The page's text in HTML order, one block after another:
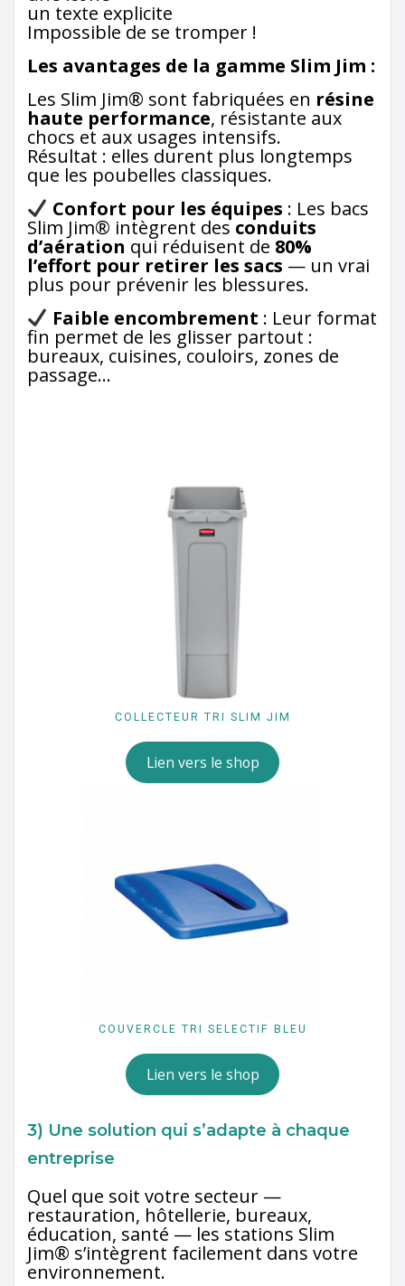
un texte explicite
Impossible de se tromper !
Les avantages de la gamme Slim Jim :
Les Slim Jim® sont fabriquées en résine
haute performance, résistante aux
chocs et aux usages intensifs.
Résultat : elles durent plus longtemps
que les poubelles classiques.
Confort pour les équipes : Les bacs
Slim Jim® intègrent desconduits
d’aération qui réduisent de 80%
l’effort pour retirer les sacs — un vrai
plus pour prévenir les blessures.
Faible encombrement : Leur format
fin permet de les glisser partout :
bureaux, cuisines, couloirs, zones de
passage…
COLLECTEUR TRI SLIM JIM
Lien vers le shop
COUVERCLE TRI SELECTIF BLEU
Lien vers le shop
3) Une solution qui s’adapte à chaque
entreprise
Quel que soit votre secteur —
restauration, hôtellerie, bureaux,
éducation, santé — les stations Slim
Jim® s’intègrent facilement dans votre
environnement.